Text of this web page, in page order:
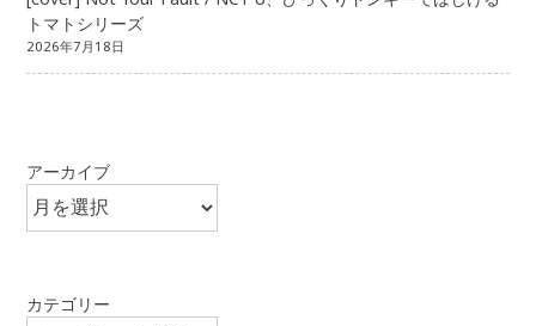
トマトシリーズ
2026年7月18日
アーカイブ
カテゴリー